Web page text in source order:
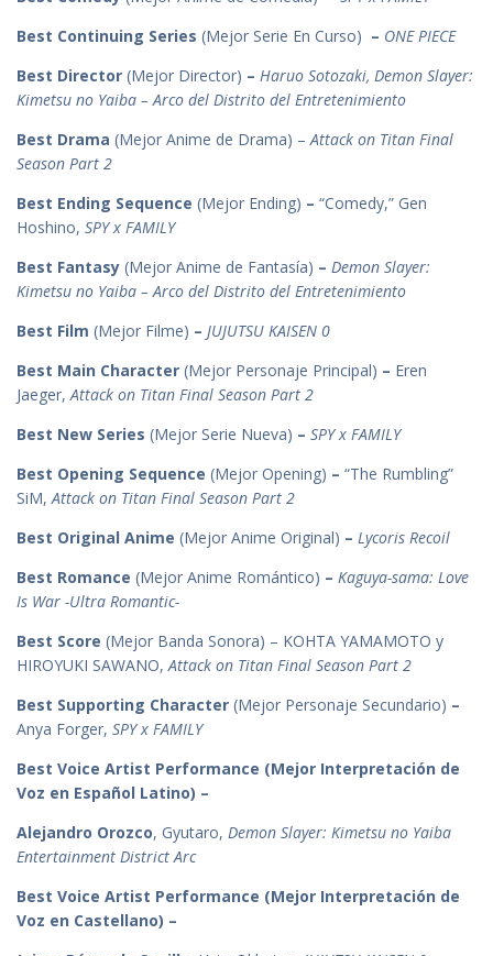
Best Continuing Series (Mejor Serie En Curso) – ONE PIECE
Best Director (Mejor Director) – Haruo Sotozaki, Demon Slayer:
Kimetsu no Yaiba – Arco del Distrito del Entretenimiento
Best Drama (Mejor Anime de Drama) –Attack on Titan Final
Season Part 2
Best Ending Sequence (Mejor Ending) – “Comedy,” Gen
Hoshino, SPY x FAMILY
Best Fantasy (Mejor Anime de Fantasía) – Demon Slayer:
Kimetsu no Yaiba – Arco del Distrito del Entretenimiento
Best Film (Mejor Filme) – JUJUTSU KAISEN 0
Best Main Character (Mejor Personaje Principal) – Eren
Jaeger,Attack on Titan Final Season Part 2
Best New Series (Mejor Serie Nueva) – SPY x FAMILY
Best Opening Sequence (Mejor Opening) – “The Rumbling”
SiM,Attack on Titan Final Season Part 2
Best Original Anime (Mejor Anime Original) – Lycoris Recoil
Best Romance (Mejor Anime Romántico) – Kaguya-sama: Love
Is War -Ultra Romantic-
Best Score (Mejor Banda Sonora) – KOHTA YAMAMOTO y
HIROYUKI SAWANO,Attack on Titan Final Season Part 2
Best Supporting Character (Mejor Personaje Secundario) –
Anya Forger, SPY x FAMILY
Best Voice Artist Performance (Mejor Interpretación de
Voz en Español Latino) –
Alejandro Orozco, Gyutaro, Demon Slayer: Kimetsu no Yaiba
Entertainment District Arc
Best Voice Artist Performance (Mejor Interpretación de
Voz en Castellano) –